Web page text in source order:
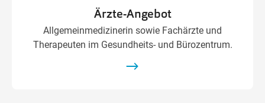
Ärzte-Angebot
Allgemeinmedizinerin sowie Fachärzte und
Therapeuten im Gesundheits- und Bürozentrum.